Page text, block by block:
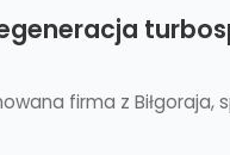
firma z